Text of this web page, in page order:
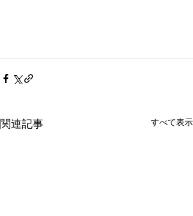
関連記事 すべて表示